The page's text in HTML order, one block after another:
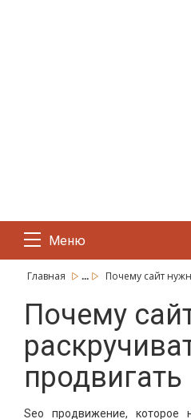
Меню
Главная ... Почему сайт
Почему
продвигать
Seo продвижение, которое